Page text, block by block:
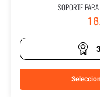
SOPORTE